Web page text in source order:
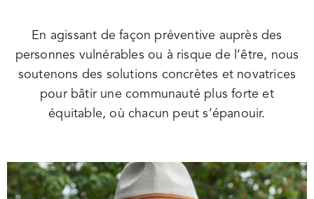
En agissant de façon préventive auprès des
personnes vulnérables ou à risque de l’être, nous
soutenons des solutions concrètes et novatrices
pour bâtir une communauté plus forte et
équitable, où chacun peut s’épanouir.